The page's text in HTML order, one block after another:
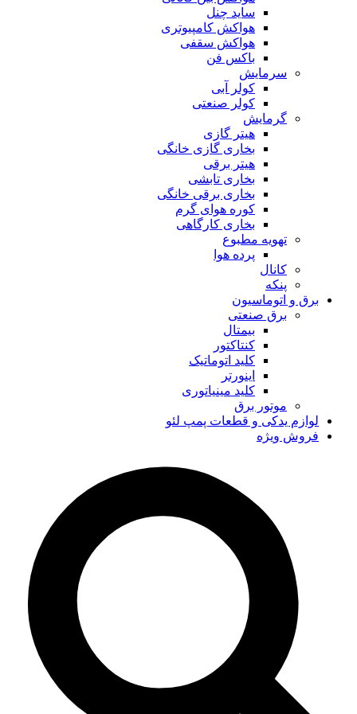
ساید چنل
هواکش کامپیوتری
هواکش سقفی
باکس فن
سرمایش
کولر آبی
کولر صنعتی
گرمایش
هیتر گازی
بخاری گازی خانگی
هیتر برقی
بخاری تابشی
بخاری برقی خانگی
کوره هوای گرم
بخاری کارگاهی
تهویه مطبوع
پرده هوا
کانال
پنکه
برق و اتوماسیون
برق صنعتی
بیمتال
کنتاکتور
کلید اتوماتیک
اینورتر
کلید مینیاتوری
موتور برق
لوازم یدکی و قطعات پمپ لئو
فروش ویژه